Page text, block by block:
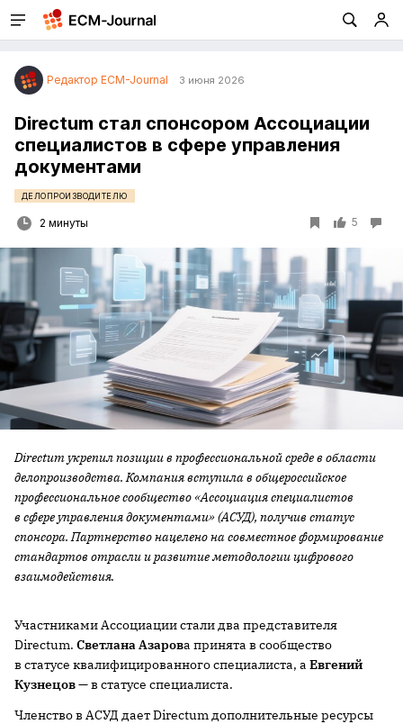
Редактор ECM-Journal 3 июня 2026
Directum стал спонсором Ассоциации
специалистов в сфере управления
документами
ДЕЛОПРОИЗВОДИТЕЛЮ
2 минуты 5
Directum укрепил позиции в профессиональной среде в области
делопроизводства. Компания вступила в общероссийское
профессиональное сообщество «Ассоциация специалистов
в сфере управления документами» (АСУД), получив статус
спонсора. Партнерство нацелено на совместное формирование
стандартов отрасли и развитие методологии цифрового
взаимодействия.
Участниками Ассоциации стали два представителя
Directum. Светлана Азарова принята в сообщество
в статусе квалифицированного специалиста, а Евгений
Кузнецов— в статусе специалиста.
Членство в АСУД дает Directum дополнительные ресурсы